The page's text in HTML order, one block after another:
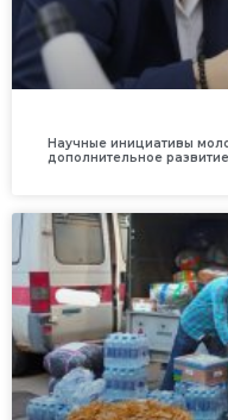
Научные инициативы
дополнительное развитие